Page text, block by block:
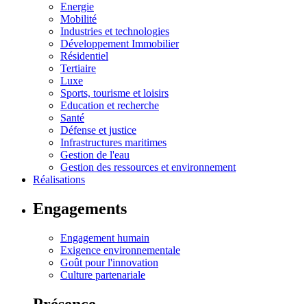
Energie
Mobilité
Industries et technologies
Développement Immobilier
Résidentiel
Tertiaire
Luxe
Sports, tourisme et loisirs
Education et recherche
Santé
Défense et justice
Infrastructures maritimes
Gestion de l'eau
Gestion des ressources et environnement
Réalisations
Engagements
Engagement humain
Exigence environnementale
Goût pour l'innovation
Culture partenariale